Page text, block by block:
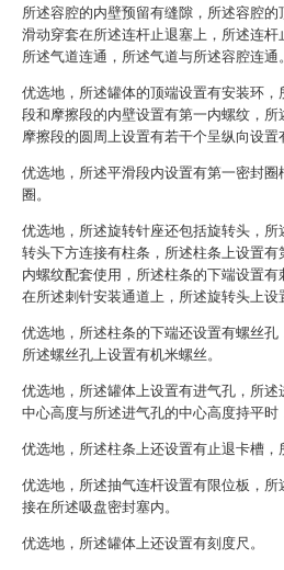
所述容腔的内壁预留有缝隙，所述容腔
滑动穿套在所述连杆止退塞上，所述连
所述气道连通，所述气道与所述容腔连通。
优选地，所述罐体的顶端设置有安装环
段和摩擦段的内壁设置有第一内螺纹，
摩擦段的圆周上设置有若干个呈纵向设置
优选地，所述平滑段内设置有第一密封
圈。
优选地，所述旋转针座还包括旋转头，
转头下方连接有柱条，所述柱条上设置
内螺纹配套使用，所述柱条的下端设置
在所述刺针安装通道上，所述旋转头上设
优选地，所述柱条的下端还设置有螺丝
所述螺丝孔上设置有机米螺丝。
优选地，所述罐体上设置有进气孔，所
中心高度与所述进气孔的中心高度持平时
优选地，所述柱条上还设置有止退卡槽，
优选地，所述抽气连杆设置有限位板，
接在所述吸盘密封塞内。
优选地，所述罐体上还设置有刻度尺。